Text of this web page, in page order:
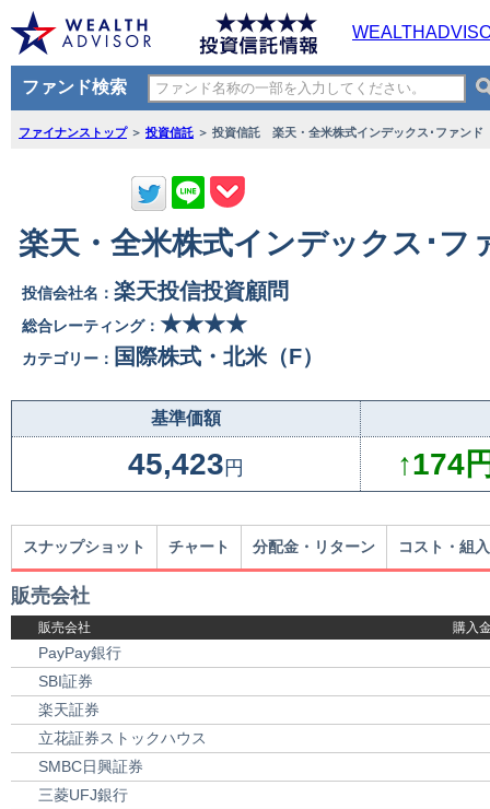
ファンド検索
ファイナンストップ＞ 投資信託 ＞ 投資信託 楽天・全米株式インデックス･ファン
楽天・全米株式インデックス･フ
投信会社名： 楽天投信投資顧問
総合レーティング： ★★★★
カテゴリー： 国際株式・北米（F）
基準価額
45,423 円 ↑174
スナップショット チャート 分配金・リターン コスト・組
販売会社
販売会社 購入
PayPay銀行
SBI証券
楽天証券
立花証券ストックハウス
SMBC日興証券
三菱UFJ銀行